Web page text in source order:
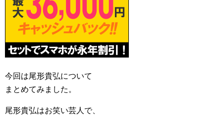
今回は尾形貴弘について
まとめてみました。
尾形貴弘はお笑い芸人で、